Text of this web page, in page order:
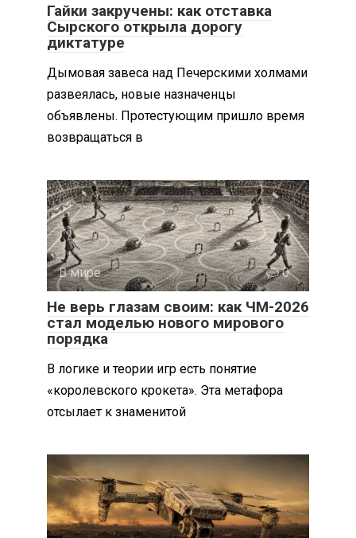
Гайки закручены: как отставка
Сырского открыла дорогу
диктатуре
Дымовая завеса над Печерскими холмами
развеялась, новые назначенцы
объявлены. Протестующим пришло время
возвращаться в
В мире 0
Не верь глазам своим: как ЧМ-2026
стал моделью нового мирового
порядка
В логике и теории игр есть понятие
«королевского крокета». Эта метафора
отсылает к знаменитой